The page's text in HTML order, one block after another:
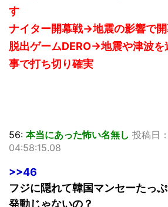
す
ナイター開幕戦→地震の影響で開
脱出ゲームDERO→地震や津波を
事で打ち切り確実
56: 本当にあった怖い名無し 投稿日
04:58:15.08
>>46
フジに隠れて韓国マンセーたっ
発動じゃないの？